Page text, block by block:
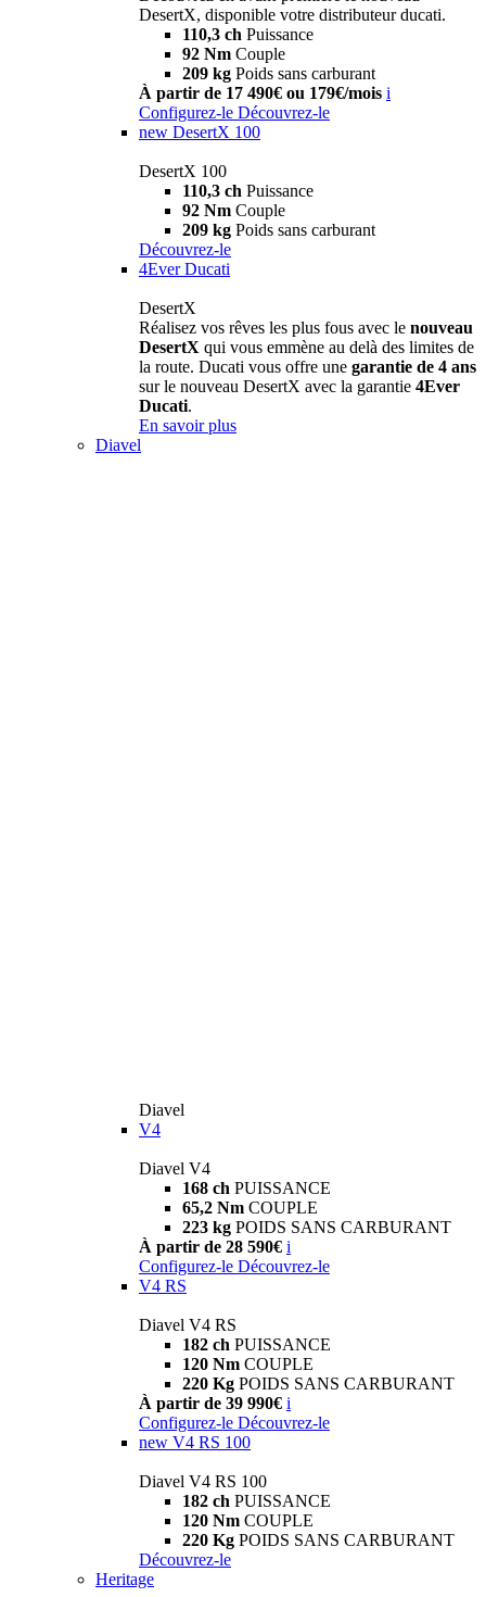
DesertX, disponible votre distributeur ducati.
110,3 ch Puissance
92 Nm Couple
209 kg Poids sans carburant
À partir de 17 490€ ou 179€/mois i
Configurez-le Découvrez-le
new DesertX 100
DesertX 100
110,3 ch Puissance
92 Nm Couple
209 kg Poids sans carburant
Découvrez-le
4Ever Ducati
DesertX
Réalisez vos rêves les plus fous avec le nouveau
DesertX qui vous emmène au delà des limites de
la route. Ducati vous offre une garantie de 4 ans
sur le nouveau DesertX avec la garantie 4Ever
Ducati.
En savoir plus
Diavel
Diavel
V4
Diavel V4
168 ch PUISSANCE
65,2 Nm COUPLE
223 kg POIDS SANS CARBURANT
À partir de 28 590€ i
Configurez-le Découvrez-le
V4 RS
Diavel V4 RS
182 ch PUISSANCE
120 Nm COUPLE
220 Kg POIDS SANS CARBURANT
À partir de 39 990€ i
Configurez-le Découvrez-le
new V4 RS 100
Diavel V4 RS 100
182 ch PUISSANCE
120 Nm COUPLE
220 Kg POIDS SANS CARBURANT
Découvrez-le
Heritage